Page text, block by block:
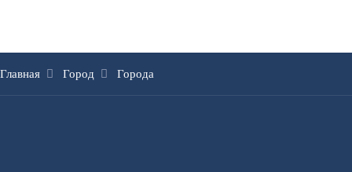
Главная Город Города